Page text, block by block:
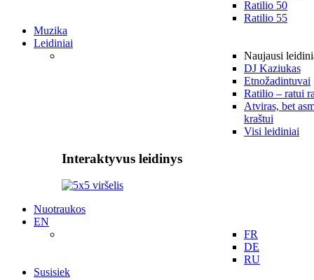
Ratilio 50
Ratilio 55
Muzika
Leidiniai
Naujausi
DJ Kaziukas
Etnožadintuvai
Ratilio – ratui
Atviras, bet
kraštui
Visi leidiniai
Interaktyvus leidinys
Nuotraukos
EN
FR
DE
RU
Susisiek